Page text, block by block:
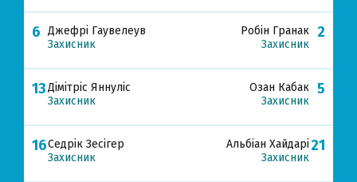
6 Джефрі Гаувелеув
Захисник
13Дімітріс Яннуліс
Захисник
16Седрік Зесігер
Захисник
2
Робін Гранак
Захисник
5
Озан Кабак
Захисник
21
Альбіан Хайдарі
Захисник